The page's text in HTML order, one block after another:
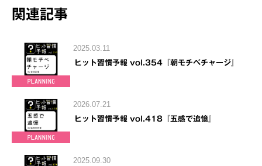
関連記事
2025.03.11
ヒット習慣予報 vol.354『朝モチベチャージ』
2026.07.21
ヒット習慣予報 vol.418『五感で追憶』
2025.09.30